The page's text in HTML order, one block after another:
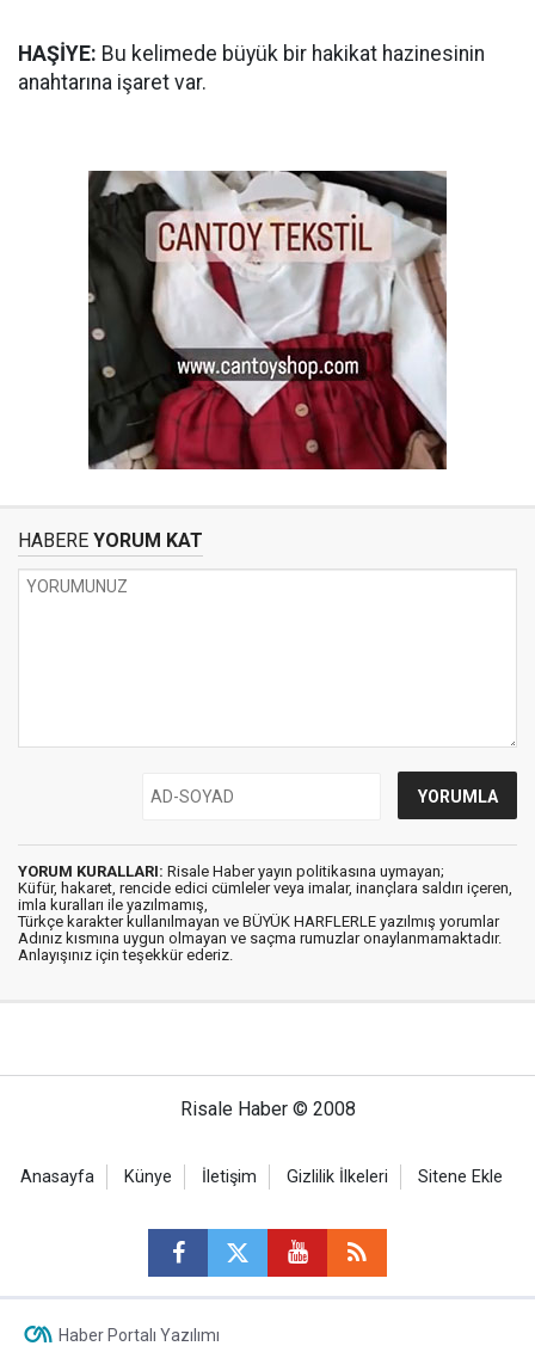
HAŞİYE: Bu kelimede büyük bir hakikat hazinesinin
anahtarına işaret var.
HABERE YORUM KAT
YORUM KURALLARI: Risale Haber yayın politikasına uymayan;
Küfür, hakaret, rencide edici cümleler veya imalar, inançlara saldırı içeren,
imla kuralları ile yazılmamış,
Türkçe karakter kullanılmayan ve BÜYÜK HARFLERLE yazılmış yorumlar
Adınız kısmına uygun olmayan ve saçma rumuzlar onaylanmamaktadır.
Anlayışınız için teşekkür ederiz.
Risale Haber © 2008
Anasayfa Künye İletişim Gizlilik İlkeleri Sitene Ekle
Haber Portalı Yazılımı